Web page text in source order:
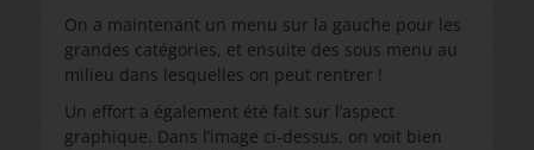
On a maintenant un menu sur la gauche pour les
grandes catégories, et ensuite des sous menu au
milieu dans lesquelles on peut rentrer !
Un effort a également été fait sur l’aspect
graphique. Dans l’image ci-dessus, on voit bien